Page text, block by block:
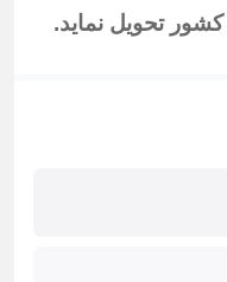
تحویل نماید.